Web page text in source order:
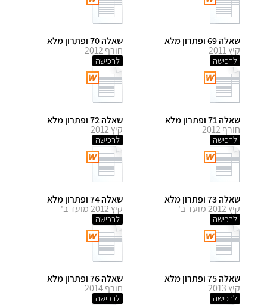
שאלה 69 ופתרון מלא
קיץ 2011
לרכישה
שאלה 70 ופתרון מלא
חורף 2012
לרכישה
שאלה 71 ופתרון מלא
חורף 2012
לרכישה
שאלה 72 ופתרון מלא
קיץ 2012
לרכישה
שאלה 73 ופתרון מלא
קיץ 2012 מועד ב'
לרכישה
שאלה 74 ופתרון מלא
קיץ 2012 מועד ב'
לרכישה
שאלה 75 ופתרון מלא
קיץ 2013
לרכישה
שאלה 76 ופתרון מלא
חורף 2014
לרכישה